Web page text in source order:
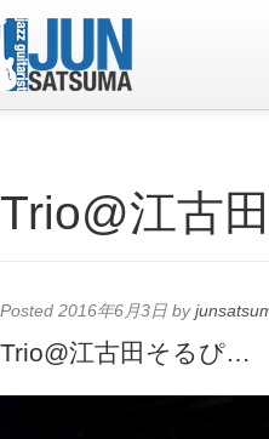
Live Schedule
Photo
Contact
Trio@江古
Posted 2016年6月3日 by
Trio@江古田そるぴ…